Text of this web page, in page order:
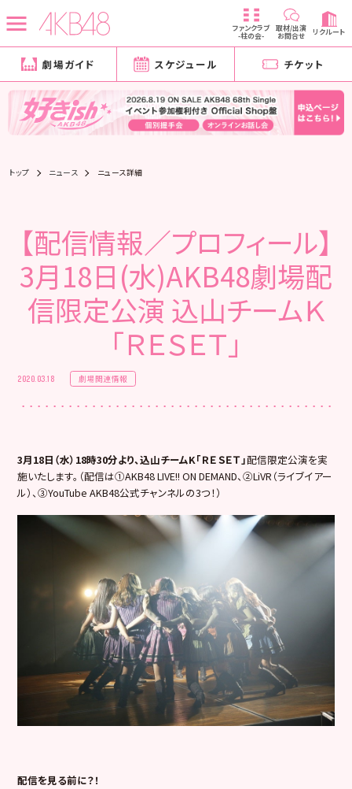
ファンクラブ
-柱の会-
取材/出演
お問合せ リクルート
劇場ガイド スケジュール チケット
トップ ニュース ニュース詳細
【配信情報／プロフィール】
3月18日(水)AKB48劇場配
信限定公演 込山チームＫ
「ＲＥＳＥＴ」
2020.03.18 劇場関連情報
3月18日（水）18時30分より、込山チームK「ＲＥＳＥＴ」配信限定公演を実
施いたします。（配信は①AKB48 LIVE!! ON DEMAND、②LiVR（ライブイアー
ル）、③YouTube AKB48公式チャンネルの3つ！）
配信を見る前に？！